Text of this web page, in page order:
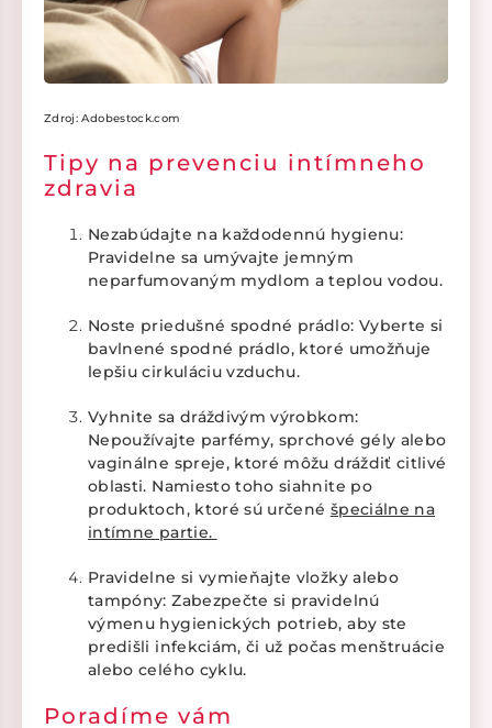
Zdroj: Adobestock.com
Tipy na prevenciu intímneho
zdravia
Nezabúdajte na každodennú hygienu:
Pravidelne sa umývajte jemným
neparfumovaným mydlom a teplou vodou.
Noste priedušné spodné prádlo: Vyberte si
bavlnené spodné prádlo, ktoré umožňuje
lepšiu cirkuláciu vzduchu.
Vyhnite sa dráždivým výrobkom:
Nepoužívajte parfémy, sprchové gély alebo
vaginálne spreje, ktoré môžu dráždiť citlivé
oblasti. Namiesto toho siahnite po
produktoch, ktoré sú určené špeciálne na
intímne partie.
Pravidelne si vymieňajte vložky alebo
tampóny: Zabezpečte si pravidelnú
výmenu hygienických potrieb, aby ste
predišli infekciám, či už počas menštruácie
alebo celého cyklu.
Poradíme vám